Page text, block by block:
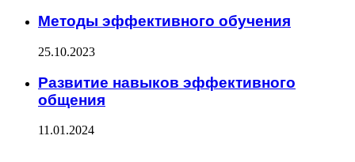
Методы эффективного обучения
25.10.2023
Развитие навыков эффективного
общения
11.01.2024